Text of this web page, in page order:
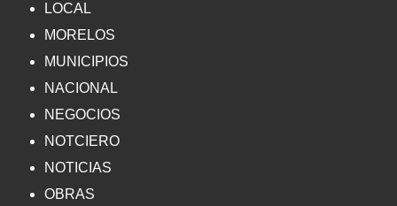
LOCAL
MORELOS
MUNICIPIOS
NACIONAL
NEGOCIOS
NOTCIERO
NOTICIAS
OBRAS